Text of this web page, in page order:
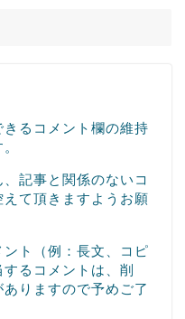
るコメント欄の維持
記事と関係のないコ
て頂きますようお願
ト（例：長文、コピ
るコメントは、削
りますので予めご了